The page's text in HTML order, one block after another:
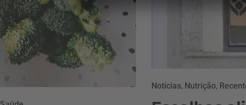
Notícias, Nutrição,